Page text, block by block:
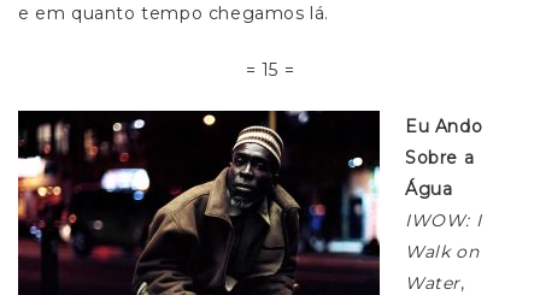
e em quanto tempo chegamos lá.
= 15 =
Eu Ando
Sobre a
Água
IWOW: I
Walk on
Water,